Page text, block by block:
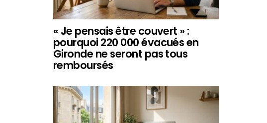
« Je pensais être couvert » :
pourquoi 220 000 évacués en
Gironde ne seront pas tous
remboursés